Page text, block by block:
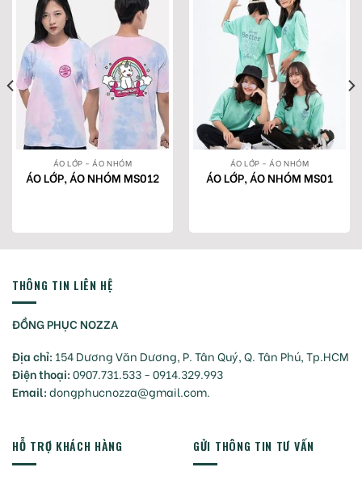
ÁO LỚP - ÁO NHÓM
ÁO LỚP, ÁO NHÓM MS012
ÁO LỚP - ÁO NHÓM
ÁO LỚP, ÁO NHÓM MS01
THÔNG TIN LIÊN HỆ
ĐỒNG PHỤC NOZZA
Địa chỉ: 154 Dương Văn Dương, P. Tân Quý, Q. Tân Phú, Tp.HCM
Điện thoại:0907.731.533 - 0914.329.993
Email:dongphucnozza@gmail.com.
HỖ TRỢ KHÁCH HÀNG GỬI THÔNG TIN TƯ VẤN